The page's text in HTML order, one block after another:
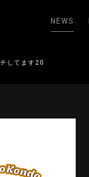
NEWS
してます2026！～